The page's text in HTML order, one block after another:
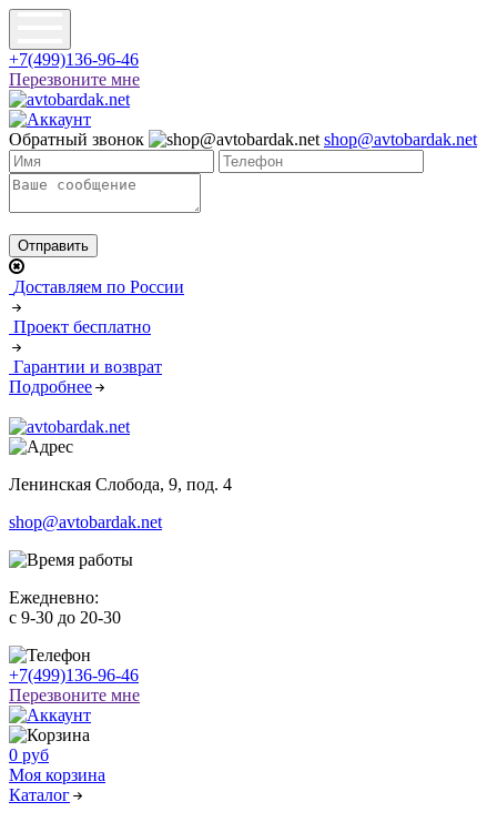
+7(499)136-96-46
Перезвоните мне
Обратный звонок shop@avtobardak.net
Доставляем по России
Проект бесплатно
Гарантии и возврат
Подробнее
Ленинская Слобода, 9, под. 4
shop@avtobardak.net
Ежедневно:
c 9-30 до 20-30
+7(499)136-96-46
Перезвоните мне
0 руб
Моя корзина
Каталог